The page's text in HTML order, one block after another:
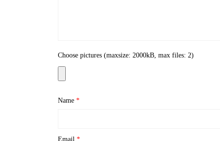
Choose pictures (maxsize: 2000kB, max files: 2)
Name*
Email*